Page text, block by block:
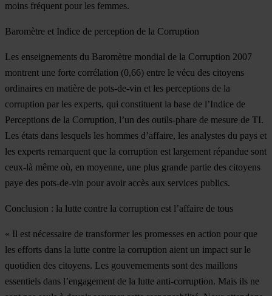
moins fréquent pour les femmes.
Baromètre et Indice de perception de la Corruption
Les enseignements du Baromètre mondial de la Corruption 2007
montrent une forte corrélation (0,66) entre le vécu des citoyens
ordinaires en matière de pots-de-vin et les perceptions de la
corruption par les experts, qui constituent la base de l’Indice de
Perceptions de la Corruption, l’un des outils-phare de mesure de TI.
Les états dans lesquels les hommes d’affaire, les analystes du pays et
les experts remarquent que la corruption est largement répandue sont
ceux-là même où, en moyenne, une plus grande partie des citoyens
paye des pots-de-vin pour avoir accès aux services publics.
Conclusion : la lutte contre la corruption est l’affaire de tous
« Il est nécessaire de transformer les promesses en action pour que
les efforts dans la lutte contre la corruption aient un impact sur le
quotidien des citoyens. Les gouvernements sont des maillons
essentiels dans l’engagement de la lutte anti-corruption. Mais ils ne